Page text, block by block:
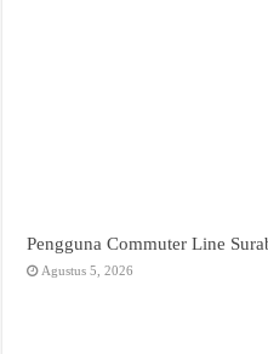
Pengguna Commuter Line
Agustus 5, 2026